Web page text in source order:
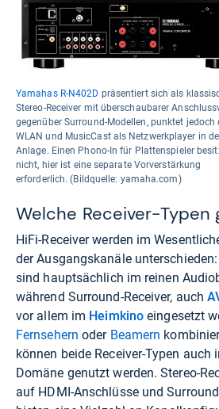
Yamahas R-N402D präsentiert sich als
Stereo-Receiver mit überschaubarer
gegenüber Surround-Modellen, punktet jedoch
WLAN und MusicCast als Netzwerkplayer in
Anlage. Einen Phono-In für Plattenspieler
nicht, hier ist eine separate Vorverstärkung
erforderlich. (Bildquelle: yamaha.com)
Welche Receiver-Typen
HiFi-Receiver werden im
der Ausgangskanäle
sind hauptsächlich im reinen
während Surround-Receiver, auch
vor allem im Heimkino eingesetzt
Fernsehern oder Beamern
können beide Receiver-Typen auch
Domäne genutzt werden. Stereo-
auf HDMI-Anschlüsse und